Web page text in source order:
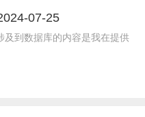
07-25
及到数据库的内容是我在提供